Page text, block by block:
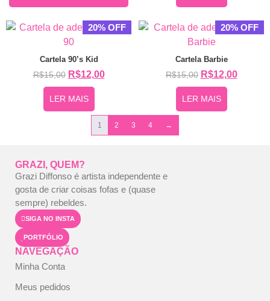
20% OFF
Cartela 90’s Kid
R$15,00 R$12,00
LER MAIS
20% OFF
Cartela Barbie
R$15,00 R$12,00
LER MAIS
1 2 3 4 →
GRAZI, QUEM?
Grazi Diffonso é artista independente e
gosta de criar coisas fofas e (quase
sempre) rebeldes.
SIGA NO INSTA
PORTFÓLIO
NAVEGAÇÃO
Minha Conta
Meus pedidos